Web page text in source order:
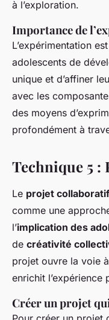
à l’exploration.
Importance de
L’expérimentation
adolescents de
unique et d’affiner
avec les
des moyens
profondément à
Technique 5
Le projet collaboratif
comme une
l’implication des
de créativité
projet ouvre la voie
enrichit l’expérience
Créer un projet